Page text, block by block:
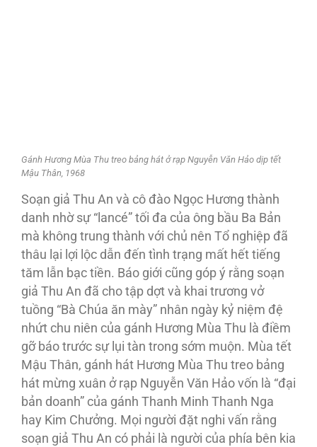
Gánh Hương Mùa Thu treo bảng hát ở rạp Nguyễn Văn Hảo dịp tết
Mậu Thân, 1968
Soạn giả Thu An và cô đào Ngọc Hương thành
danh nhờ sự “lancé” tối đa của ông bầu Ba Bản
mà không trung thành với chủ nên Tổ nghiệp đã
thâu lại lợi lộc dẫn đến tình trạng mất hết tiếng
tăm lẫn bạc tiền. Báo giới cũng góp ý rằng soạn
giả Thu An đã cho tập dợt và khai trương vở
tuồng “Bà Chúa ăn mày” nhân ngày kỷ niệm đệ
nhứt chu niên của gánh Hương Mùa Thu là điềm
gỡ báo trước sự lụi tàn trong sớm muộn. Mùa tết
Mậu Thân, gánh hát Hương Mùa Thu treo bảng
hát mừng xuân ở rạp Nguyễn Văn Hảo vốn là “đại
bản doanh” của gánh Thanh Minh Thanh Nga
hay Kim Chưởng. Mọi người đặt nghi vấn rằng
soạn giả Thu An có phải là người của phía bên kia